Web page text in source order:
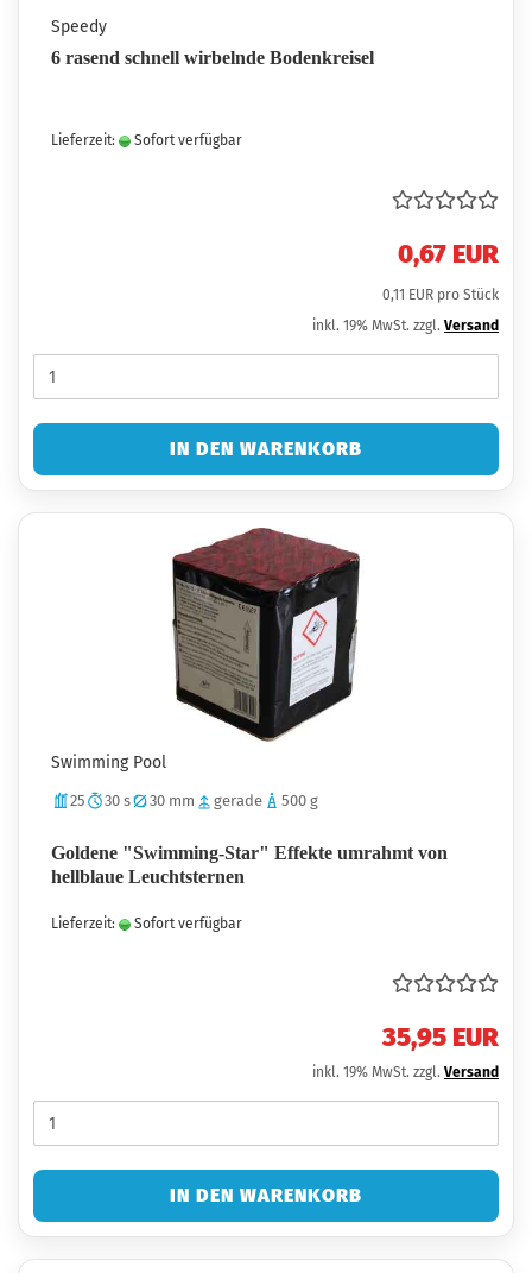
Speedy
6 rasend schnell wirbelnde Bodenkreisel
Lieferzeit: Sofort verfügbar
0,67 EUR
0,11 EUR pro Stück
inkl. 19% MwSt. zzgl. Versand
IN DEN WARENKORB
Swimming Pool
25 30 s 30 mm gerade 500 g
Goldene "Swimming-Star" Effekte umrahmt von
hellblaue Leuchtsternen
Lieferzeit: Sofort verfügbar
35,95 EUR
inkl. 19% MwSt. zzgl. Versand
IN DEN WARENKORB